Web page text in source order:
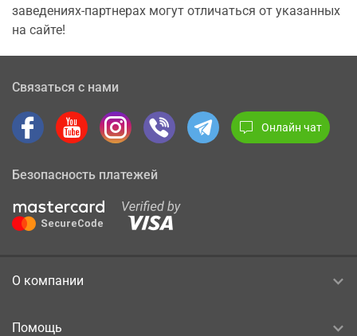
заведениях-партнерах могут отличаться от указанных
на сайте!
Связаться с нами
Онлайн чат
Безопасность платежей
О компании
Помощь